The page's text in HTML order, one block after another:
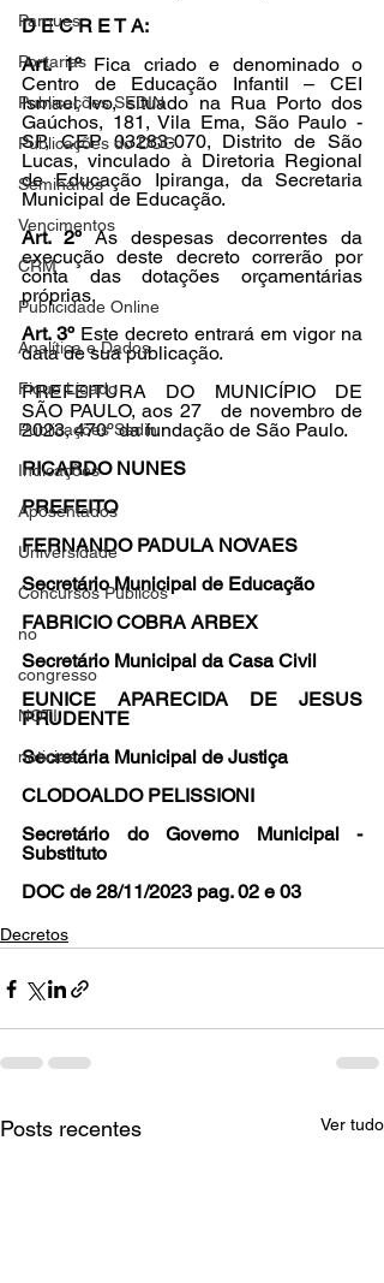
Parques
Portarias
Publicações SEDIN
Publicações do DOC
Seminários
Vencimentos
CRM
Publicidade Online
Analítica e Dados
Fique Ligado
Publicações Sedin
Indicações
Aposentados
Universidade
Concursos Públicos
no
congresso
NOTI
noticias
D E C R E T A:
Art. 1º Fica criado e denominado o
Centro de Educação Infantil – CEI
Ismael Ivo, situado na Rua Porto dos
Gaúchos, 181, Vila Ema, São Paulo -
SP, CEP 03283-070, Distrito de São
Lucas, vinculado à Diretoria Regional
de Educação Ipiranga, da Secretaria
Municipal de Educação.
Art. 2º As despesas decorrentes da
execução deste decreto correrão por
conta das dotações orçamentárias
próprias.
Art. 3º Este decreto entrará em vigor na
data de sua publicação.
PREFEITURA DO MUNICÍPIO DE
SÃO PAULO, aos 27   de novembro de
2023, 470º da fundação de São Paulo.
RICARDO NUNES
PREFEITO
FERNANDO PADULA NOVAES
Secretário Municipal de Educação
FABRICIO COBRA ARBEX
Secretário Municipal da Casa Civil
EUNICE APARECIDA DE JESUS
PRUDENTE
Secretária Municipal de Justiça
CLODOALDO PELISSIONI
Secretário do Governo Municipal -
Substituto
DOC de 28/11/2023 pag. 02 e 03
Decretos
Posts recentes Ver tudo